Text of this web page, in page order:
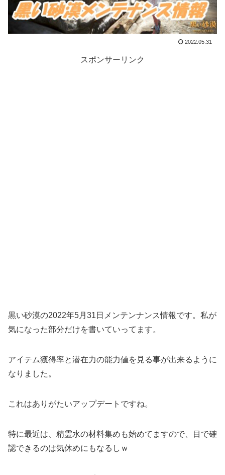
2022.05.31
スポンサーリンク
黒い砂漠の2022年5月31日メンテンナンス情報です。私が
気になった部分だけを書いていってます。
アイテム獲得率と潜在力の能力値を見る事が出来るように
なりました。
これはありがたいアップデートですね。
特に最近は、精霊水の材料集めも始めてますので、目で確
認できるのは気休めにもなるしｗ